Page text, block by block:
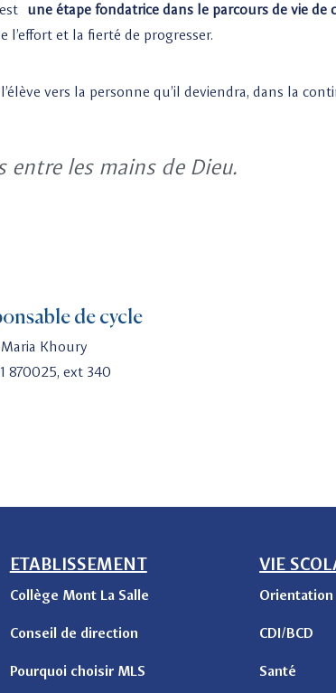
une étape fondatrice dans le parcours de vie de
l’effort et la fierté de progresser.
vers la personne qu’il deviendra, dans la
entre les mains de Dieu.
de cycle
Khoury
870025, ext 340
ETABLISSEMENT
Collège Mont La Salle
Conseil de direction
Pourquoi choisir MLS
VIE
Orientation
CDI/BCD
Santé